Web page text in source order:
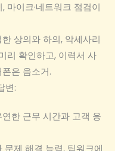
마이크·네트워크 점검이
상의와 하의, 악세사리
리 확인하고, 이력서 사
은 음소거.
변:
한 근무 시간과 고객 응